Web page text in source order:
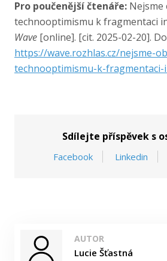
Pro poučenější čtenáře: Nejsme
technooptimismu k fragmentaci
Wave [online]. [cit. 2025-02-20].
https://wave.rozhlas.cz/nejsme-
technooptimismu-k-fragmentaci-
Sdílejte příspěvek s
Facebook Linkedin
AUTOR
Lucie Šťastná